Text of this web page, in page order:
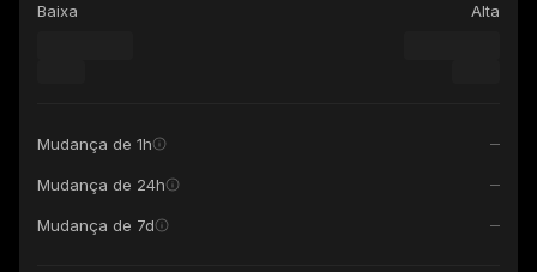
Baixa Alta
Mudança de 1h
Mudança de 24h
Mudança de 7d